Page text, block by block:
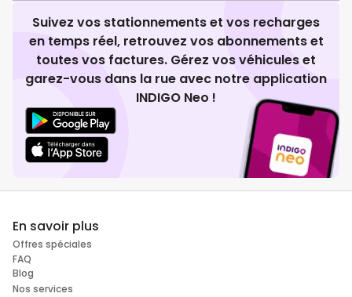
Suivez vos stationnements et vos recharges
en temps réel, retrouvez vos abonnements et
toutes vos factures. Gérez vos véhicules et
garez-vous dans la rue avec notre application
INDIGO Neo !
En savoir plus
Offres spéciales
FAQ
Blog
Nos services